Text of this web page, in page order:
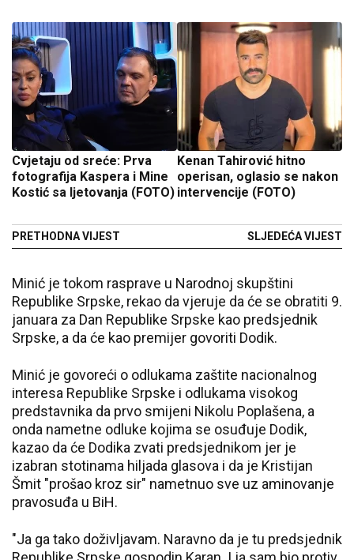
Cvjetaju od sreće: Prva
fotografija Kaspera i Mine
Kostić sa ljetovanja (FOTO)
PRETHODNA VIJEST
Kenan Tahirović hitno
operisan, oglasio se nakon
intervencije (FOTO)
SLJEDEĆA VIJEST
Minić je tokom rasprave u Narodnoj skupštini
Republike Srpske, rekao da vjeruje da će se obratiti 9.
januara za Dan Republike Srpske kao predsjednik
Srpske, a da će kao premijer govoriti Dodik.
Minić je govoreći o odlukama zaštite nacionalnog
interesa Republike Srpske i odlukama visokog
predstavnika da prvo smijeni Nikolu Poplašena, a
onda nametne odluke kojima se osuđuje Dodik,
kazao da će Dodika zvati predsjednikom jer je
izabran stotinama hiljada glasova i da je Kristijan
Šmit "prošao kroz sir" nametnuo sve uz aminovanje
pravosuđa u BiH.
"Ja ga tako doživljavam. Naravno da je tu predsjednik